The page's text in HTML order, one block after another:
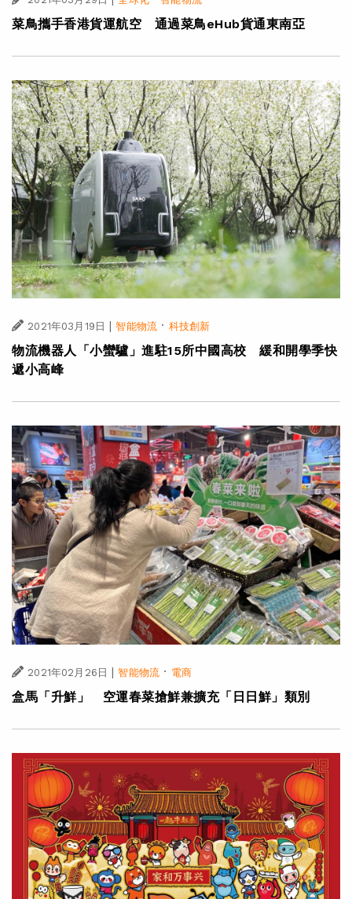
菜鳥攜手香港貨運航空 通過菜鳥eHub貨通東南亞
2021年03月19日 智能物流 · 科技創新
物流機器人「小蠻驢」進駐15所中國高校 緩和開學季快
遞小高峰
2021年02月26日 | 智能物流 · 電商
盒馬「升鮮」 空運春菜搶鮮兼擴充「日日鮮」類別